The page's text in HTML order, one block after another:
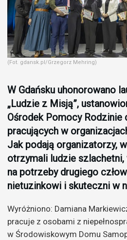
(Fot. gdansk.pl/Grzegorz Mehring)
W Gdańsku uhonorowano
„Ludzie z Misją”,
Ośrodek Pomocy Rodzinie
pracujących w
Jak podają organizatorzy,
otrzymali ludzie
na potrzeby drugiego
nietuzinkowi i skuteczni w
Wyróżniono: Damiana
pracuje z osobami z
w Środowiskowym Domu